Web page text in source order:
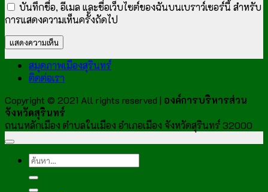
บันทึกชื่อ, อีเมล และชื่อเว็บไซต์ของฉันบนเบราว์เซอร์นี้ สำหรับ
การแสดงความเห็นครั้งถัดไป
สมุดภาพเมืองสุรินทร์
ติดต่อเรา
Copyright © 2021 All rights reserved | องค์การบริหารส่วน
จังหวัดสุรินทร์
ถนนหลักเมือง ตำบลในเมือง อำเภอเมือง จังหวัดสุรินทร์ 32000